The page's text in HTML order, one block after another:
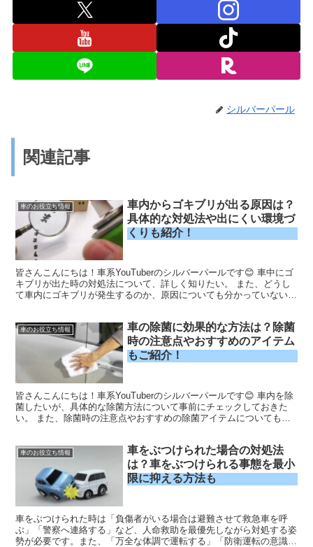
シルバーパール
関連記事
車のお役立ち情報
車内からゴキブリが出る原因は？
具体的な対処法や出にくい環境づ
くりも紹介！
皆さんこんにちは！車系YouTuberのシルバーパールです😊 車中にゴ
キブリが出た時の対処法について、詳しく知りたい。 また、どうし
て車内にゴキブリが発生するのか、原因についても分かっていない。
車のお役立ち情報
車の除菌に効果的な方法は？除菌
時の注意点やおすすめのアイテム
もご紹介！
皆さんこんにちは！車系YouTuberのシルバーパールです😊 車内を除
菌したいが、具体的な除菌方法について事前にチェックしておきた
い。 また、除菌時の注意点やおすすめの除菌アイテムについても教
車のお役立ち情報
車をぶつけられた場合の対処法
は？車をぶつけられる事態を最小
限に抑える方法も
車をぶつけられた時は「負傷者がいる場合は避難させて救急車を呼
ぶ」「警察へ連絡する」など、人命救助を最優先しながら対処する姿
勢が必要です。また、「万全な体調で運転する」「防衛運転の意識を